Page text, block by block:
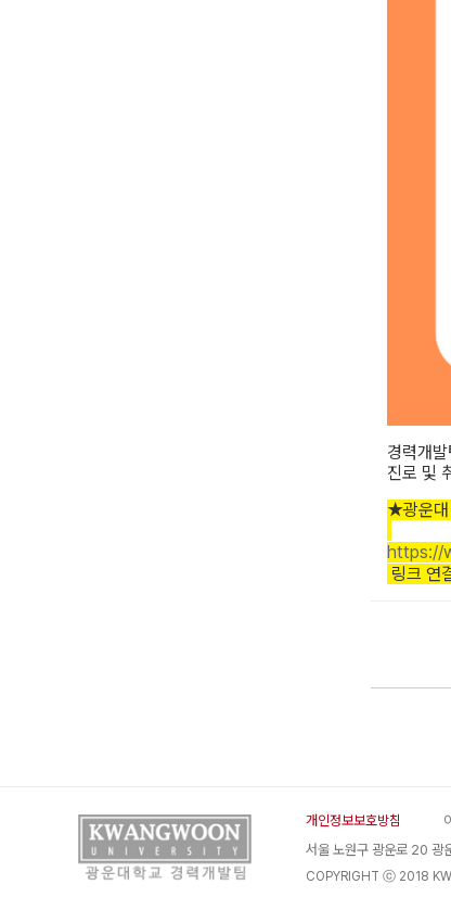
경력개
진로 및
★광운대
https://
링크 연
개인정보보호방침
서울 노원구 광운로 20 광
COPYRIGHT ⓒ 2018